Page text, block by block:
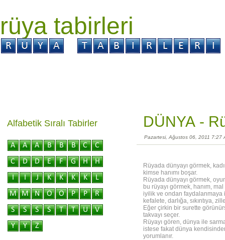
rüya tabirleri
DÜNYA -
Pazartesi, Ağustos 06, 2011 7:27
Rüyada dünyayı görmek,
kimse hanımı boşar.
Rüyada dünyayı görmek,
bu rüyayı görmek, hanım,
iyilik ve ondan faydalanmaya
kefalete, darlığa, sıkıntıya,
Eğer çirkin bir surette
takvayı seçer.
Rüyayı gören, dünya ile
istese fakat dünya
yorumlanır.
Alfabetik Sıralı Tabirler